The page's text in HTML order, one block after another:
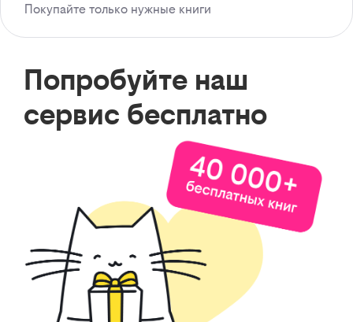
Покупайте только нужные книги
Попробуйте наш
сервис бесплатно